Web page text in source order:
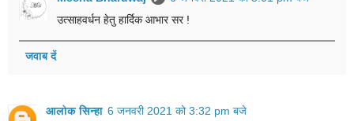
उत्साहवर्धन हेतु हार्दिक आभार सर !
जवाब दें
आलोक सिन्हा 6 जनवरी 2021 को 3:32 pm बजे